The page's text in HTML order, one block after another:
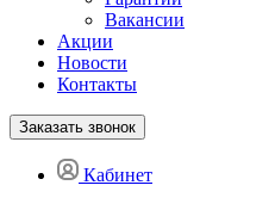
Вакансии
Акции
Новости
Контакты
Заказать звонок
Кабинет